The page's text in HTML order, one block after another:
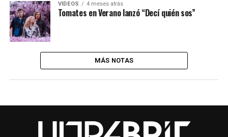
VIDEOS 4 meses atrás
Tomates en Verano lanzó “Decí quién sos”
MÁS NOTAS